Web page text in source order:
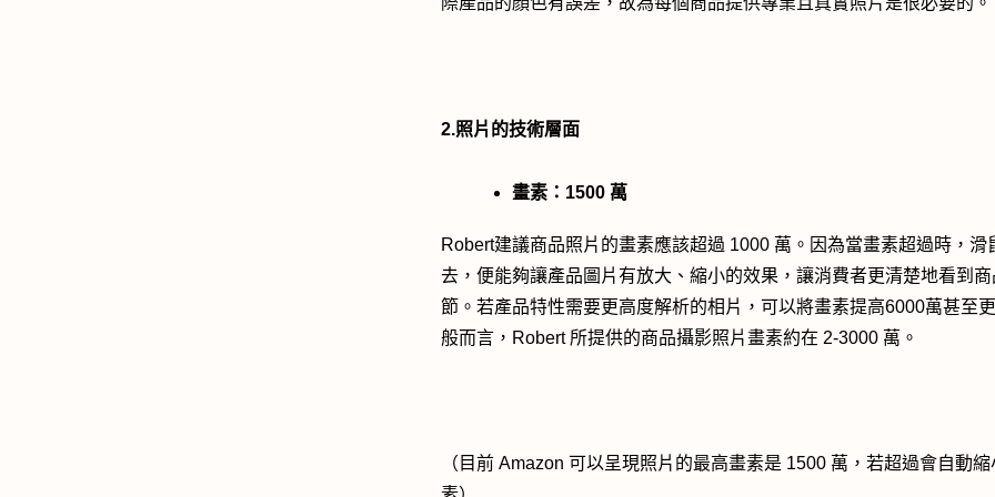
2.照片的技術層面
畫素：1500 萬
Robert建議商品照片的畫素應該超過 1000 萬。因為當畫素超過時，滑
去，便能夠讓產品圖片有放大、縮小的效果，讓消費者更清楚地看到商
節。若產品特性需要更高度解析的相片，可以將畫素提高6000萬甚至
般而言，Robert 所提供的商品攝影照片畫素約在 2-3000 萬。
（目前 Amazon 可以呈現照片的最高畫素是 1500 萬，若超過會自動縮